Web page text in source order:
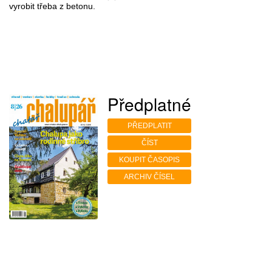
vyrobit třeba z betonu.
Předplatné
PŘEDPLATIT
ČÍST
KOUPIT ČASOPIS
ARCHIV ČÍSEL